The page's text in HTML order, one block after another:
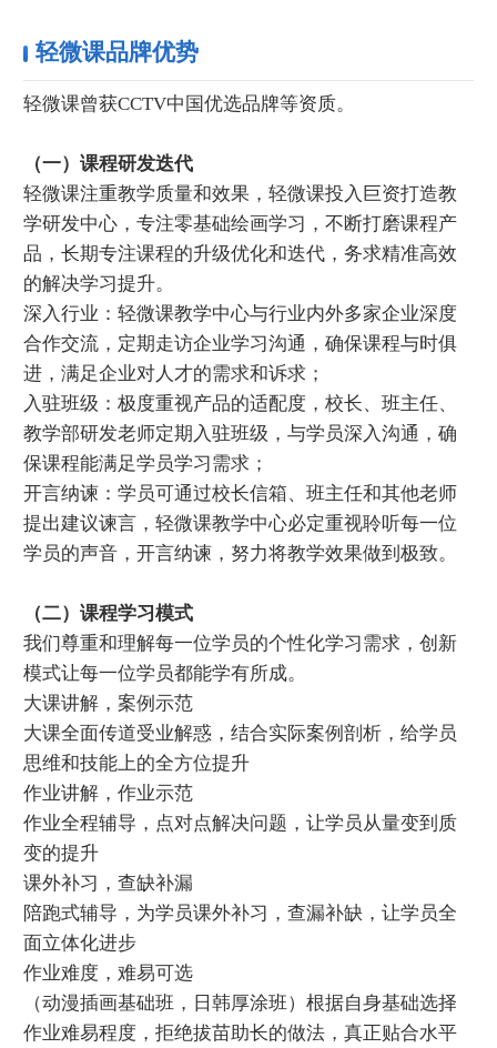
轻微课品牌优势
轻微课曾获CCTV中国优选品牌等资质。
（一）课程研发迭代
轻微课注重教学质量和效果，轻微课投入巨资打造教
学研发中心，专注零基础绘画学习，不断打磨课程产
品，长期专注课程的升级优化和迭代，务求精准高效
的解决学习提升。
深入行业：轻微课教学中心与行业内外多家企业深度
合作交流，定期走访企业学习沟通，确保课程与时俱
进，满足企业对人才的需求和诉求；
入驻班级：极度重视产品的适配度，校长、班主任、
教学部研发老师定期入驻班级，与学员深入沟通，确
保课程能满足学员学习需求；
开言纳谏：学员可通过校长信箱、班主任和其他老师
提出建议谏言，轻微课教学中心必定重视聆听每一位
学员的声音，开言纳谏，努力将教学效果做到极致。
（二）课程学习模式
我们尊重和理解每一位学员的个性化学习需求，创新
模式让每一位学员都能学有所成。
大课讲解，案例示范
大课全面传道受业解惑，结合实际案例剖析，给学员
思维和技能上的全方位提升
作业讲解，作业示范
作业全程辅导，点对点解决问题，让学员从量变到质
变的提升
课外补习，查缺补漏
陪跑式辅导，为学员课外补习，查漏补缺，让学员全
面立体化进步
作业难度，难易可选
（动漫插画基础班，日韩厚涂班）根据自身基础选择
作业难易程度，拒绝拔苗助长的做法，真正贴合水平